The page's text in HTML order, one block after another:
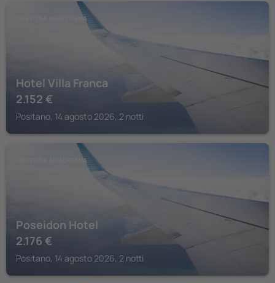
COSTIERA AMALFITANA
Hotel Villa Franca
2.152 €
Positano, 14 agosto 2026, 2 notti
COSTIERA AMALFITANA
Poseidon Hotel
2.176 €
Positano, 14 agosto 2026, 2 notti